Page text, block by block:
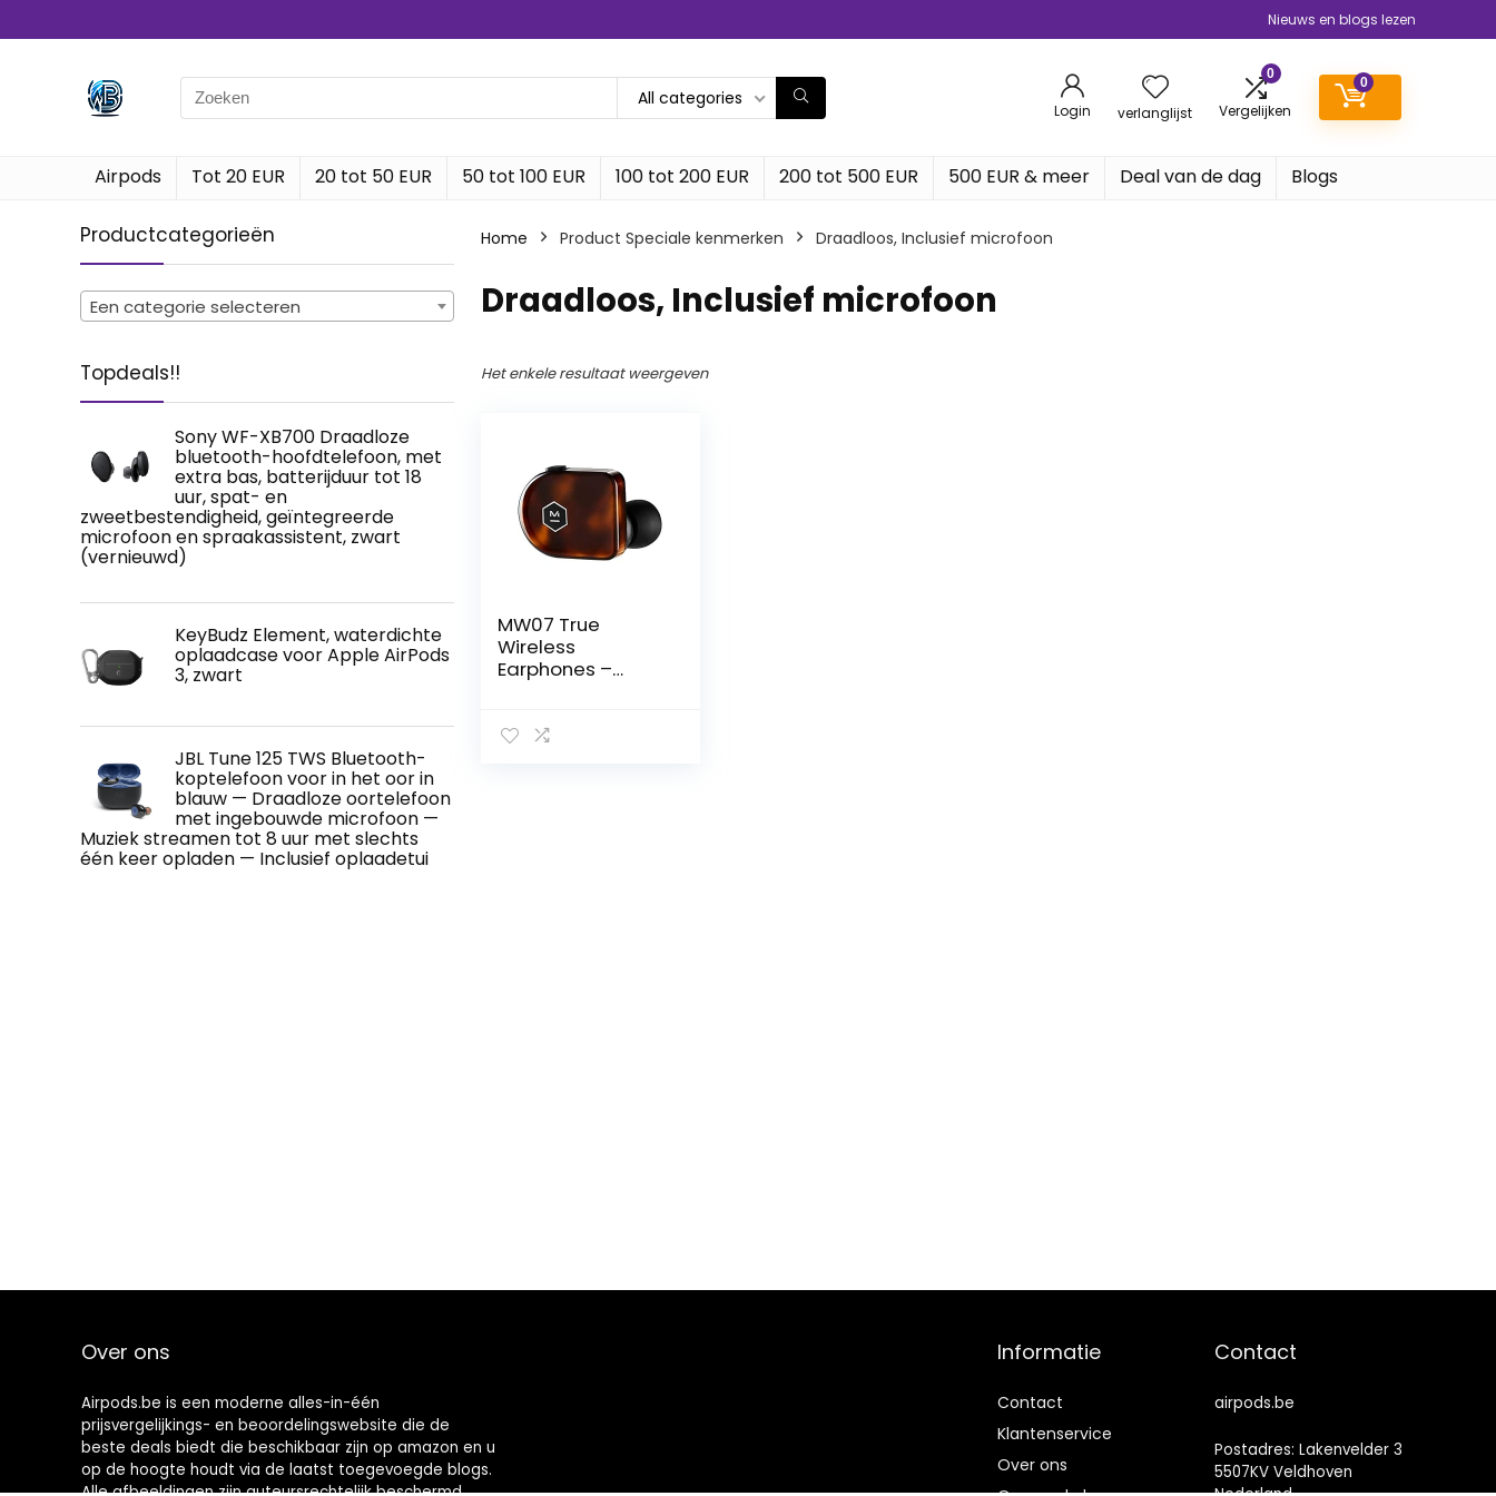
Nieuws en blogs lezen
Search
for:
All categories
Login verlanglijst
0
Vergelijken
0
Airpods Tot 20 EUR 20 tot 50 EUR 50 tot 100 EUR 100 tot 200 EUR 200 tot 500 EUR 500 EUR & meer Deal van de dag Blogs
Productcategorieën
Een categorie selecteren
Topdeals!!
Sony WF-XB700 Draadloze
bluetooth-hoofdtelefoon, met
extra bas, batterijduur tot 18
uur, spat- en
zweetbestendigheid, geïntegreerde
microfoon en spraakassistent, zwart
(vernieuwd)
KeyBudz Element, waterdichte
oplaadcase voor Apple AirPods
3, zwart
JBL Tune 125 TWS Bluetooth-
koptelefoon voor in het oor in
blauw — Draadloze oortelefoon
met ingebouwde microfoon —
Muziek streamen tot 8 uur met slechts
één keer opladen — Inclusief oplaadetui
Home Product Speciale kenmerken ‎Draadloos, Inclusief microfoon
‎Draadloos, Inclusief microfoon
Het enkele resultaat weergeven
MW07 True
Wireless
Earphones –
Over ons
Airpods.be is een moderne alles-in-één
prijsvergelijkings- en beoordelingswebsite die de
beste deals biedt die beschikbaar zijn op amazon en u
op de hoogte houdt via de laatst toegevoegde blogs.
Alle afbeeldingen zijn auteursrechtelijk beschermd
Informatie
Contact
Klantenservice
Over ons
Contact
airpods.be
Postadres: Lakenvelder 3
5507KV Veldhoven